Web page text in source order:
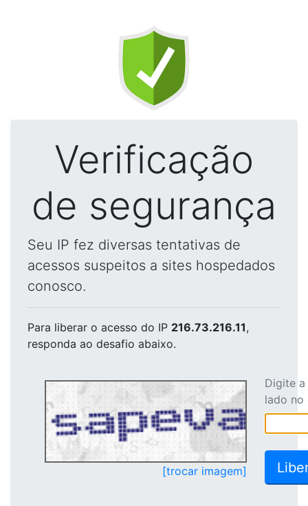
Verificação
de segurança
Seu IP fez diversas tentativas de
acessos suspeitos a sites hospedados
conosco.
Para liberar o acesso do IP 216.73.216.11,
responda ao desafio abaixo.
[trocar imagem]
Digite
lado no